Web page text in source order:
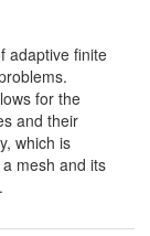
adaptive finite
for the
and their
which is
mesh and its